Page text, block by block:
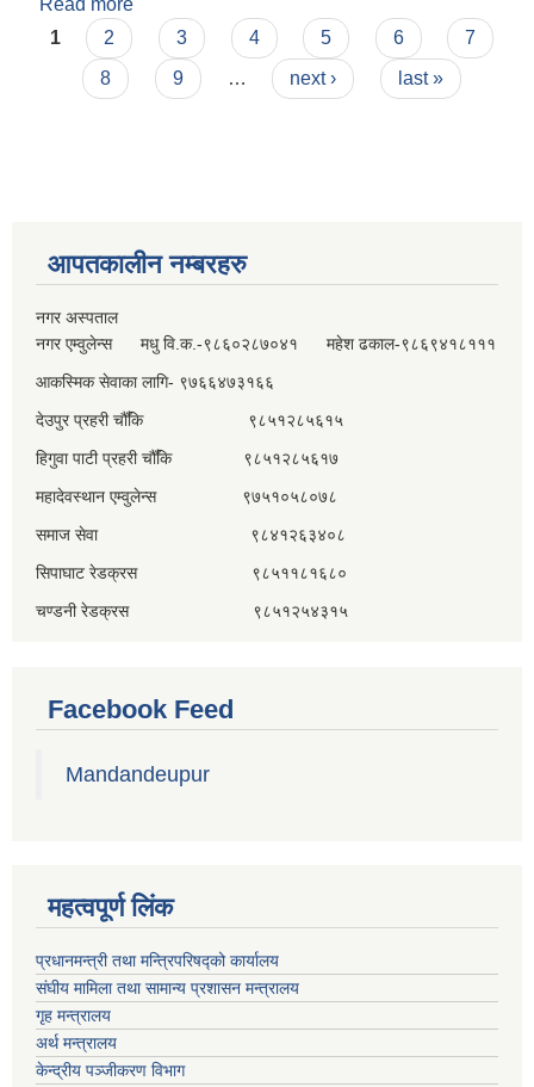
Read more
Pages
1 2 3 4 5 6
7
8
9 … next › last »
आपतकालीन नम्बरहरु
नगर अस्पताल
नगर एम्वुलेन्स मधु वि.क.-९८६०२८७०४१ महेश ढकाल-९८६९४१८१११
आकस्मिक सेवाका लागि- ९७६६४७३१६६
देउपुर प्रहरी चौँकि ९८५१२८५६१५
हिगुवा पाटी प्रहरी चौँकि ९८५१२८५६१७
महादेवस्थान एम्वुलेन्स ९७५१०५८०७८
समाज सेवा ९८४१२६३४०८
सिपाघाट रेडक्रस ९८५११८१६८०
चण्डनी रेडक्रस ९८५१२५४३१५
Facebook Feed
Mandandeupur
महत्वपूर्ण लिंक
प्रधानमन्त्री तथा मन्त्रिपरिषद्को कार्यालय
संघीय मामिला तथा सामान्य प्रशासन मन्त्रालय
गृह मन्त्रालय
अर्थ मन्त्रालय
केन्द्रीय पञ्जीकरण विभाग